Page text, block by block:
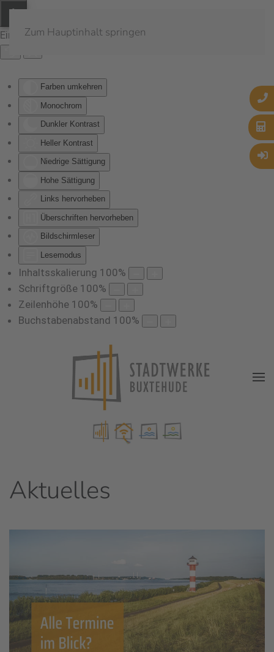
Eingabehilfen öffnen
Farben umkehren
Monochrom
Dunkler Kontrast
Heller Kontrast
Niedrige Sättigung
Hohe Sättigung
Links hervorheben
Überschriften hervorheben
Bildschirmleser
Lesemodus
Inhaltsskalierung 100%
Schriftgröße 100%
Zeilenhöhe 100%
Buchstabenabstand 100%
Zum Hauptinhalt springen
Aktuelles